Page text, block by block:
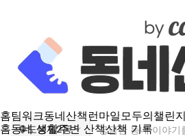
홈팀워크동네산책 런마일모두의챌린
홈동네 생활주변 산책산책 기록
도봉제2동